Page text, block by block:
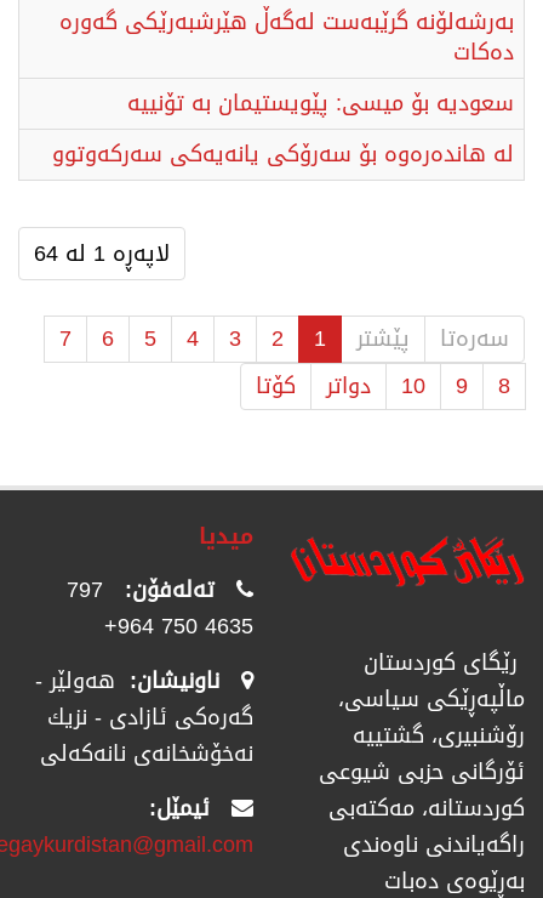
بەرشەلۆنە گرێبەست لەگەڵ هێرشبەرێكی گەورە
دەكات
سعودیە بۆ میسی: پێویستیمان بە تۆنییە
لە هاندەرەوە بۆ سەرۆكی یانەیەكی سەركەوتوو
لاپەڕە 1 لە 64
سەرەتا پێشتر 1
2
3
4
5
6
7
8
9
10 دواتر كۆتا
رێگای كوردستان
ماڵپەڕێكی سیاسی،
رۆشنبیری، گشتییە
ئۆرگانی حزبی شیوعی
كوردستانە، مەكتەبی
راگەیاندنی ناوەندی
بەڕێوەی دەبات
میدیا
تەلەفۆن: 797
4635 750 964+
ناونیشان: هەولێر -
گەرەکی ئازادی - نزیك
نەخۆشخانەی نانەکەلی
ئیمێل: